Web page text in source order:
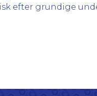
efter grundige